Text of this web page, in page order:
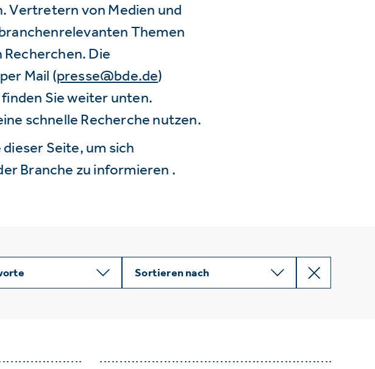
Vertretern von Medien und
Themen
Die
Mail (presse@bde.de)
Sie weiter unten.
schnelle Recherche nutzen.
Seite, um sich
Branche zu informieren .
Sortieren nach